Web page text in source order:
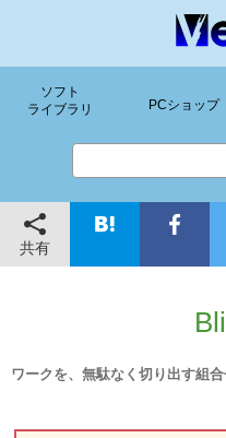
ソフト
ライブラリ
PCショップ
共有
ワークを、無駄なく切り出す組